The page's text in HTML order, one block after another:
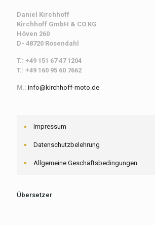
Daniel Kirchhoff
Kirchhoff GmbH & CO.KG
Höven 260
D- 48720 Rosendahl
T.: +49 151 67 47 1204
T.: +49 160 95 60 7662
M.: info@kirchhoff-moto.de
Impressum
Datenschutzbelehrung
Allgemeine Geschäftsbedingungen
Übersetzer